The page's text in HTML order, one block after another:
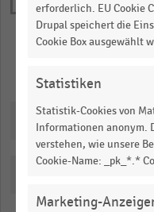
1.0609199999999999.
data
erforderlich. EU Cookie
Drupal speichert die
Cookie Box ausgewählt
Statistiken
Statistik-Cookies von
Informationen anonym.
verstehen, wie unsere
Cookie-Name: _pk_*.*
Marketing-